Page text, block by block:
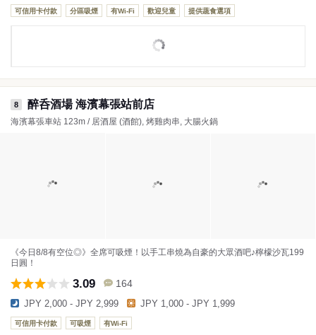
可信用卡付款 分區吸煙 有Wi-Fi 歡迎兒童 提供蔬食選項
8 醉呑酒場 海濱幕張站前店
海濱幕張車站 123m / 居酒屋 (酒館), 烤雞肉串, 大腸火鍋
《今日8/8有空位◎》全席可吸煙！以手工串燒為自豪的大眾酒吧♪檸檬沙瓦199
日圓！
3.09 164
JPY 2,000 - JPY 2,999 JPY 1,000 - JPY 1,999
可信用卡付款 可吸煙 有Wi-Fi